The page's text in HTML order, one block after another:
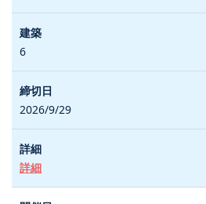
6
2026/9/29
詳細